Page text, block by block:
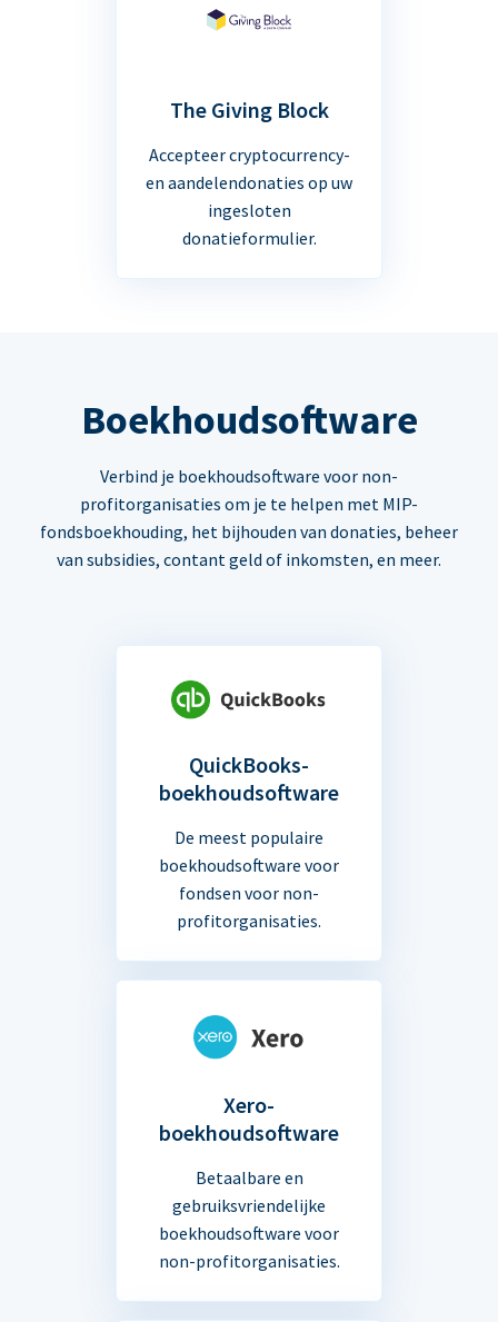
The Giving Block
Accepteer cryptocurrency-
en aandelendonaties op uw
ingesloten
donatieformulier.
Boekhoudsoftware
Verbind je boekhoudsoftware voor non-
profitorganisaties om je te helpen met MIP-
fondsboekhouding, het bijhouden van donaties, beheer
van subsidies, contant geld of inkomsten, en meer.
QuickBooks-
boekhoudsoftware
De meest populaire
boekhoudsoftware voor
fondsen voor non-
profitorganisaties.
Xero-
boekhoudsoftware
Betaalbare en
gebruiksvriendelijke
boekhoudsoftware voor
non-profitorganisaties.